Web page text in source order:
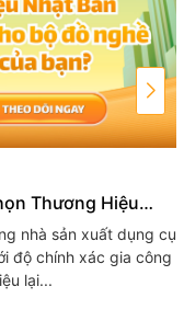
Thương Hiệu
nhà sản xuất dụng cụ
độ chính xác gia công
lại...